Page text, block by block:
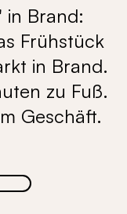
in Brand:
Frühstück
in Brand.
zu Fuß.
Geschäft.